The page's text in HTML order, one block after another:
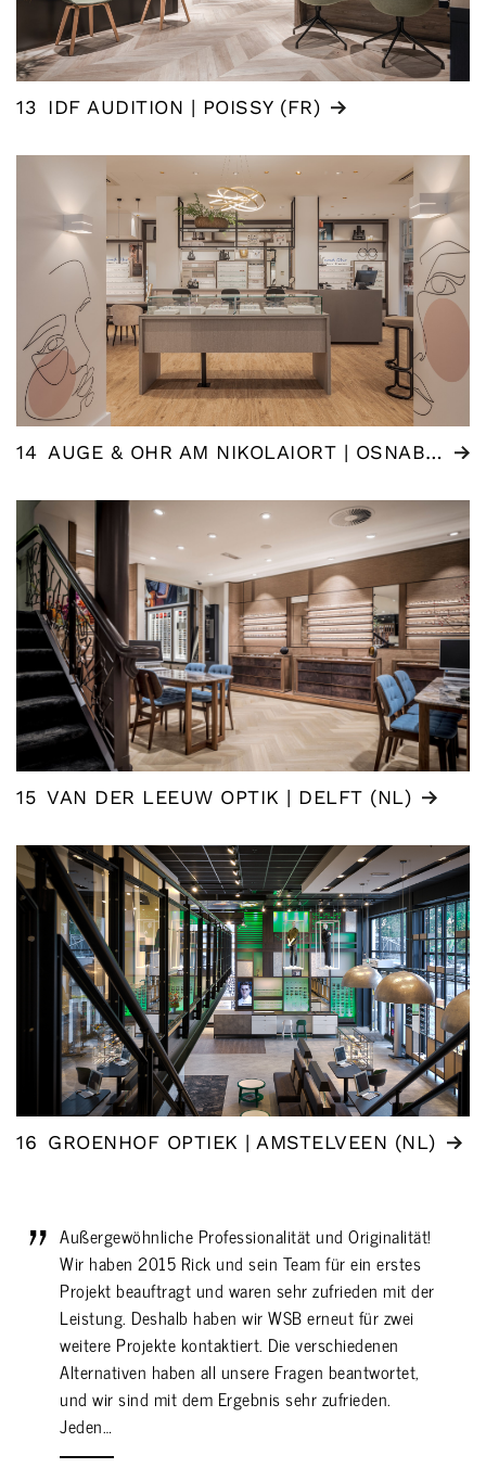
13 IDF AUDITION | POISSY (FR)
14 AUGE & OHR AM NIKOLAIORT | OSNABRÜCK (DE)
15 VAN DER LEEUW OPTIK | DELFT (NL)
16 GROENHOF OPTIEK | AMSTELVEEN (NL)
Außergewöhnliche Professionalität und Originalität!
Wir haben 2015 Rick und sein Team für ein erstes
Projekt beauftragt und waren sehr zufrieden mit der
Leistung. Deshalb haben wir WSB erneut für zwei
weitere Projekte kontaktiert. Die verschiedenen
Alternativen haben all unsere Fragen beantwortet,
und wir sind mit dem Ergebnis sehr zufrieden.
Jeden…